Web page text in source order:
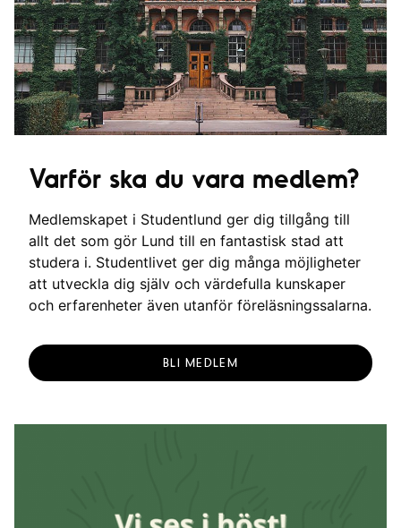
Varför ska du vara medlem?
Medlemskapet i Studentlund ger dig tillgång till
allt det som gör Lund till en fantastisk stad att
studera i. Studentlivet ger dig många möjligheter
att utveckla dig själv och värdefulla kunskaper
och erfarenheter även utanför föreläsningssalarna.
BLI MEDLEM